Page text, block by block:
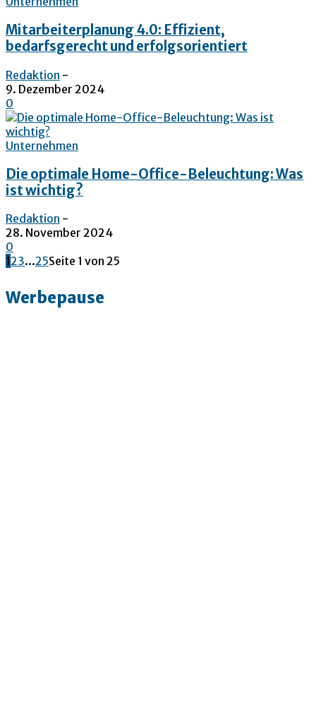
Mitarbeiterplanung 4.0: Effizient,
bedarfsgerecht und erfolgsorientiert
Redaktion -
9. Dezember 2024
0
Unternehmen
Die optimale Home-Office-Beleuchtung: Was
ist wichtig?
Redaktion -
28. November 2024
0
123...25Seite 1 von 25
Werbepause